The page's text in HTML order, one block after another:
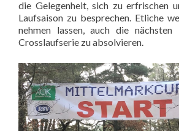
die Gelegenheit, sich zu erfrischen
Laufsaison zu besprechen. Etliche
nehmen lassen, auch die
Crosslaufserie zu absolvieren.